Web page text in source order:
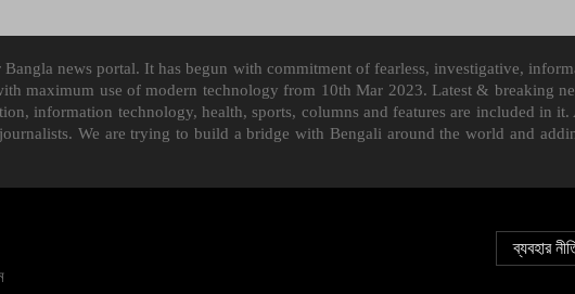
news portal. It has begun with commitment of fearless, investigative,
maximum use of modern technology from 10th Mar 2023. Latest & breaking
information technology, health, sports, columns and features are included in
We are trying to build a bridge with Bengali around the world and
ব্যবহার